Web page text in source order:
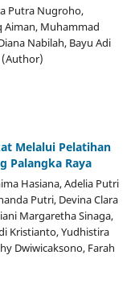
Putra Nugroho,
Aiman, Muhammad
Nabilah, Bayu Adi
(Author)
Melalui Pelatihan
Palangka Raya
Hasiana, Adelia Putri
Putri, Devina Clara
Margaretha Sinaga,
Kristianto, Yudhistira
Dwiwicaksono, Farah